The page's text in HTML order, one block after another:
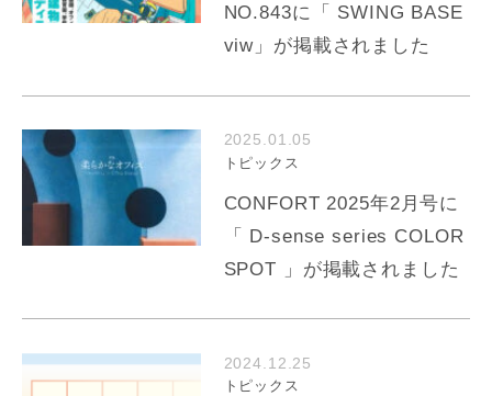
NO.843に「 SWING BASE
viw」が掲載されました
2025.01.05
トピックス
CONFORT 2025年2月号に
「 D-sense series COLOR
SPOT 」が掲載されました
2024.12.25
トピックス